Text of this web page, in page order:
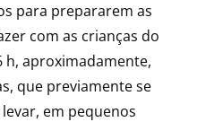
para prepararem as
com as crianças do
h, aproximadamente,
que previamente se
em pequenos